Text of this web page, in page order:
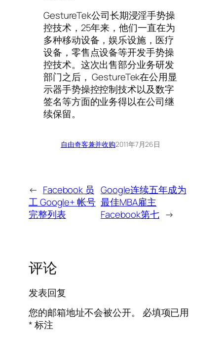
GestureTek公司长期浸淫手势操
控技术，25年来，他们一直在为
多种移动设备，娱乐设施，医疗
设备，零售点设备等开发手势操
控技术。这次出售部分业务研发
部门之后， GestureTek在公用显
示器手势操控控制技术以及数字
签名等方面的业务得以在公司继
续保留。
自由奇客兼并收购2011年7月26日
← Facebook 员
工 Google+ 帐号
完整列表
Google连续五年成为
最佳MBA雇主
Facebook第七 →
评论
发表回复
您的邮箱地址不会被公开。
必填项已用
*标注